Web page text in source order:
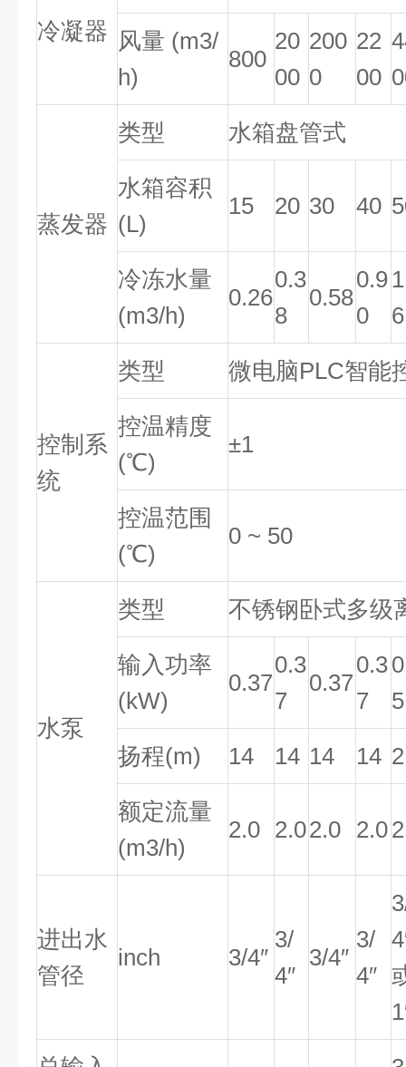
冷凝器 风量 (m3/
h)
800
20
00
200
0
22
00
蒸发器
类型 水箱盘管式
水箱容积
(L)
15 20 30 40
冷冻水量
(m3/h)
0.26
0.3
8
0.58
0.9
0
6
控制系
统
类型 微电脑PLC智能
控温精度
(℃)
±1
控温范围
(℃)
0 ~ 50
水泵
类型 不锈钢卧式多级
输入功率
(kW)
0.37
0.3
7
0.37
0.3
7
5
扬程(m) 14 14 14 14
额定流量
(m3/h)
2.0 2.02.0 2.0
进出水
管径
inch 3/4″
3/
4″
3/4″
3/
4″